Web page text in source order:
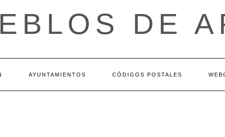
DE
AYUNTAMIENTOS CÓDIGOS POSTALES